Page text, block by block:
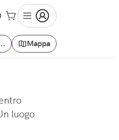
Mappa
luogo